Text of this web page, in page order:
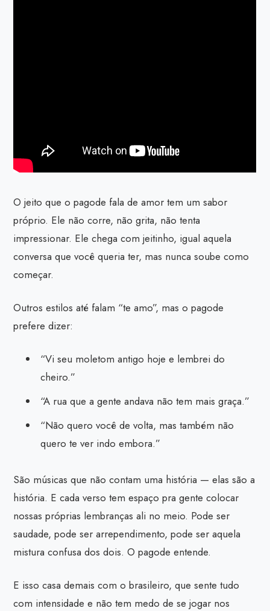
O jeito que o pagode fala de amor tem um sabor
próprio. Ele não corre, não grita, não tenta
impressionar. Ele chega com jeitinho, igual aquela
conversa que você queria ter, mas nunca soube como
começar.
Outros estilos até falam “te amo”, mas o pagode
prefere dizer:
“Vi seu moletom antigo hoje e lembrei do
cheiro.”
“A rua que a gente andava não tem mais graça.”
“Não quero você de volta, mas também não
quero te ver indo embora.”
São músicas que não contam uma história — elas são a
história. E cada verso tem espaço pra gente colocar
nossas próprias lembranças ali no meio. Pode ser
saudade, pode ser arrependimento, pode ser aquela
mistura confusa dos dois. O pagode entende.
E isso casa demais com o brasileiro, que sente tudo
com intensidade e não tem medo de se jogar nos